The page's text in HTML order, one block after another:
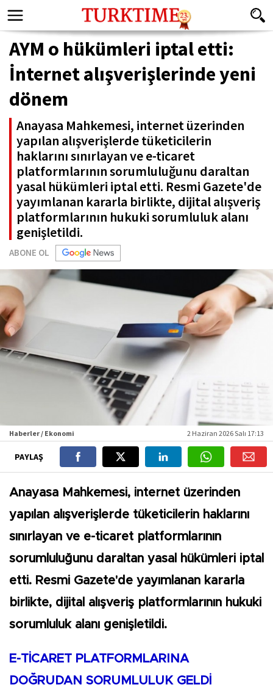
AYM o hükümleri iptal etti:
İnternet alışverişlerinde yeni
dönem
Anayasa Mahkemesi, internet üzerinden
yapılan alışverişlerde tüketicilerin
haklarını sınırlayan ve e-ticaret
platformlarının sorumluluğunu daraltan
yasal hükümleri iptal etti. Resmi Gazete'de
yayımlanan kararla birlikte, dijital alışveriş
platformlarının hukuki sorumluluk alanı
genişletildi.
ABONE OL
Haberler / Ekonomi 2 Haziran 2026 Salı 17:13
PAYLAŞ
Anayasa Mahkemesi, internet üzerinden
yapılan alışverişlerde tüketicilerin haklarını
sınırlayan ve e-ticaret platformlarının
sorumluluğunu daraltan yasal hükümleri iptal
etti. Resmi Gazete'de yayımlanan kararla
birlikte, dijital alışveriş platformlarının hukuki
sorumluluk alanı genişletildi.
E-TİCARET PLATFORMLARINA
DOĞRUDAN SORUMLULUK GELDİ